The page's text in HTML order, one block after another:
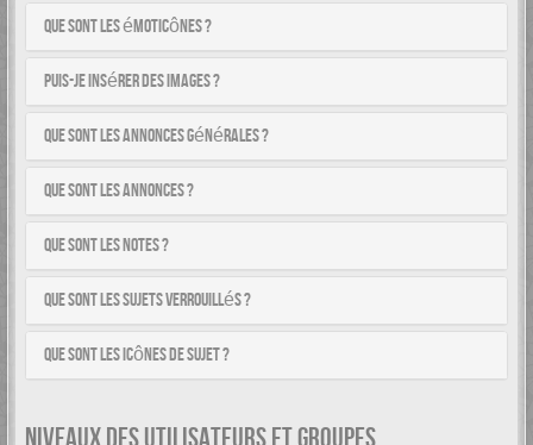
Que sont les émoticônes ?
Puis-je insérer des images ?
Que sont les annonces générales ?
Que sont les annonces ?
Que sont les notes ?
Que sont les sujets verrouillés ?
Que sont les icônes de sujet ?